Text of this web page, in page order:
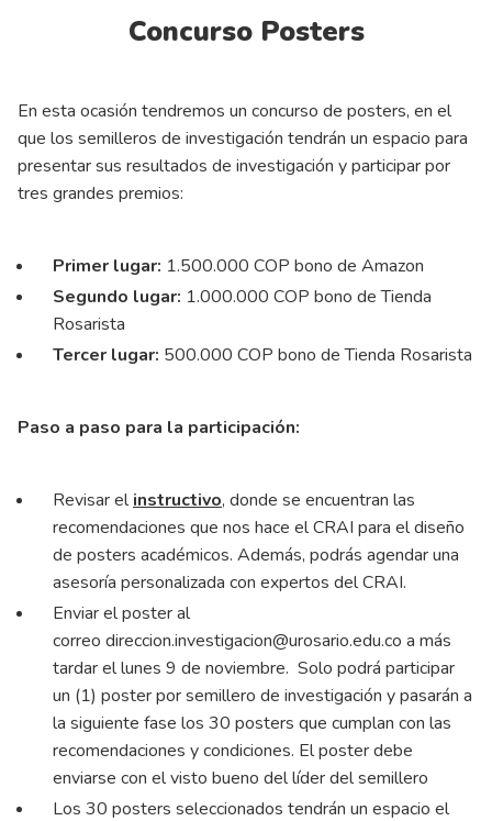
Concurso Posters
En esta ocasión tendremos un concurso de posters, en el
que los semilleros de investigación tendrán un espacio para
presentar sus resultados de investigación y participar por
tres grandes premios:
Primer lugar: 1.500.000 COP bono de Amazon
Segundo lugar: 1.000.000 COP bono de Tienda
Rosarista
Tercer lugar: 500.000 COP bono de Tienda Rosarista
Paso a paso para la participación:
Revisar elinstructivo, donde se encuentran las
recomendaciones que nos hace el CRAI para el diseño
de posters académicos. Además, podrás agendar una
asesoría personalizada con expertos del CRAI.
Enviar el poster al
correo direccion.investigacion@urosario.edu.co a más
tardar el lunes 9 de noviembre. Solo podrá participar
un (1) poster por semillero de investigación y pasarán a
la siguiente fase los 30 posters que cumplan con las
recomendaciones y condiciones. El poster debe
enviarse con el visto bueno del líder del semillero
Los 30 posters seleccionados tendrán un espacio el